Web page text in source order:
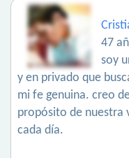
47
soy
y en privado que
mi fe genuina. creo
propósito de nuestra
cada día.